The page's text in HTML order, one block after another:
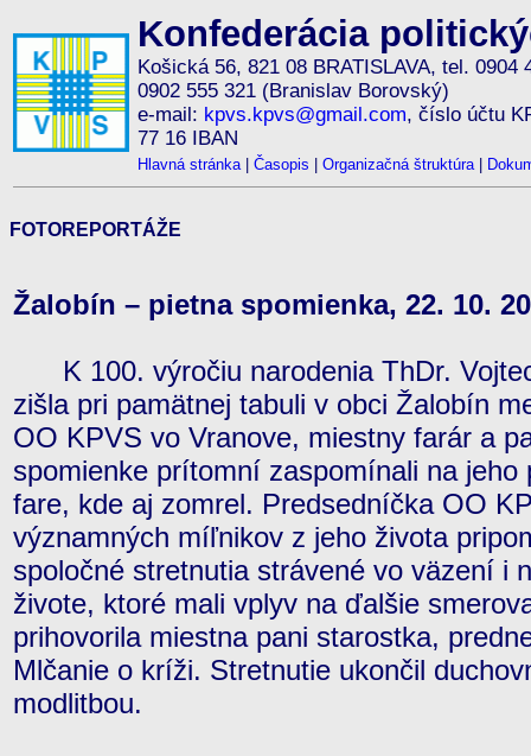
Konfederácia
Košická 56, 821 08 BRATISLAVA, tel. 0904
0902 555 321 (Branislav Borovský)
e-mail: kpvs.kpvs@gmail.com, číslo účtu
77 16 IBAN
Hlavná stránka| Časopis Organizačná štruktúra|
FOTOREPORTÁŽE
Žalobín – pietna spomienka, 22. 10.
K 100. výročiu narodenia ThDr.
zišla pri pamätnej tabuli v obci Žalobín
OO KPVS vo Vranove, miestny farár a
spomienke prítomní zaspomínali na jeho
fare, kde aj zomrel. Predsedníčka OO
významných míľnikov z jeho života
spoločné stretnutia strávené vo väzení i
živote, ktoré mali vplyv na ďalšie
prihovorila miestna pani starostka,
Mlčanie o kríži. Stretnutie ukončil
modlitbou.